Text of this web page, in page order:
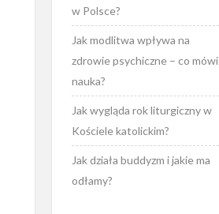
w Polsce?
Jak modlitwa wpływa na
zdrowie psychiczne – co mówi
nauka?
Jak wygląda rok liturgiczny w
Kościele katolickim?
Jak działa buddyzm i jakie ma
odłamy?